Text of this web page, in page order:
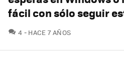
fácil con sólo seguir
4 COMENTARIOS
HACE 7 AÑOS